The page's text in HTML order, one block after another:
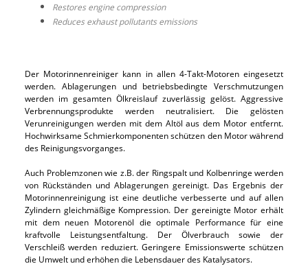
Restores engine compression
Reduces exhaust pollutants emissions
Der Motorinnenreiniger kann in allen 4-Takt-Motoren eingesetzt
werden. Ablagerungen und betriebsbedingte Verschmutzungen
werden im gesamten Ölkreislauf zuverlässig gelöst. Aggressive
Verbrennungsprodukte werden neutralisiert. Die gelösten
Verunreinigungen werden mit dem Altöl aus dem Motor entfernt.
Hochwirksame Schmierkomponenten schützen den Motor während
des Reinigungsvorganges.
Auch Problemzonen wie z.B. der Ringspalt und Kolbenringe werden
von Rückständen und Ablagerungen gereinigt. Das Ergebnis der
Motorinnenreinigung ist eine deutliche verbesserte und auf allen
Zylindern gleichmäßige Kompression. Der gereinigte Motor erhält
mit dem neuen Motorenöl die optimale Performance für eine
kraftvolle Leistungsentfaltung. Der Ölverbrauch sowie der
Verschleiß werden reduziert. Geringere Emissionswerte schützen
die Umwelt und erhöhen die Lebensdauer des Katalysators.